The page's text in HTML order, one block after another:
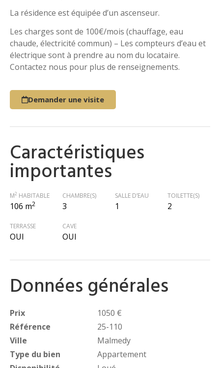
La résidence est équipée d’un ascenseur.
Les charges sont de 100€/mois (chauffage, eau
chaude, électricité commun) – Les compteurs d’eau et
électrique sont à prendre au nom du locataire.
Contactez nous pour plus de renseignements.
Demander une visite
Caractéristiques
importantes
M2 HABITABLE
106 m2
CHAMBRE(S)
3
SALLE D’EAU
1
TOILETTE(S)
2
TERRASSE
OUI
CAVE
OUI
Données générales
Prix
1050 €
Référence
25-110
Ville
Malmedy
Type du bien
Appartement